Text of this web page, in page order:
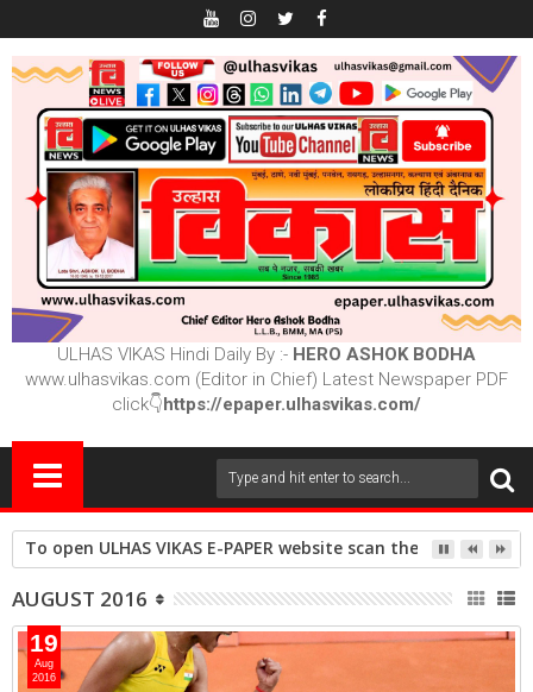
ULHAS VIKAS Hindi Daily By :- HERO ASHOK BODHA
www.ulhasvikas.com (Editor in Chief) Latest Newspaper PDF
click👇https://epaper.ulhasvikas.com/
To open ULHAS VIKAS E-PAPER website scan the QR
AUGUST 2016
19
Aug
2016